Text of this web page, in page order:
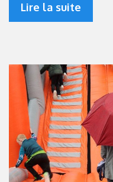
Lire la suite